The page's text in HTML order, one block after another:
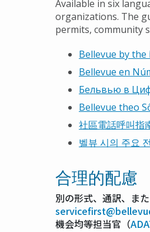
Available in six
organizations. The
permits, community
Bellevue by
Bellevue en
Бельвью в
Bellevue theo
社區電話呼叫指
벨뷰 시의 주요
合理的配慮
別の形式、通訳、ま
機会均等担当官（